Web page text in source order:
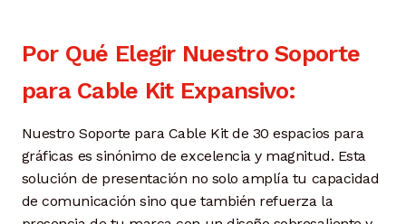
Por Qué Elegir Nuestro Soporte
para Cable Kit Expansivo:
Nuestro Soporte para Cable Kit de 30 espacios para
gráficas es sinónimo de excelencia y magnitud. Esta
solución de presentación no solo amplía tu capacidad
de comunicación sino que también refuerza la